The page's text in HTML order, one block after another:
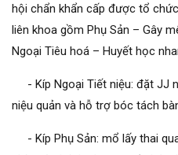
hội chẩn khẩn cấp được tổ
liên khoa gồm Phụ Sản – Gây
Ngoại Tiêu hoá – Huyết học
- Kíp Ngoại Tiết niệu: đặt JJ
niệu quản và hỗ trợ bóc tách
- Kíp Phụ Sản: mổ lấy thai